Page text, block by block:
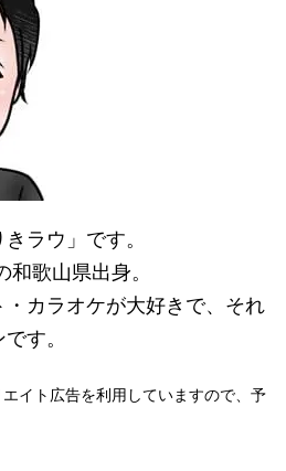
ラウ」です。
歌山県出身。
カラオケが大好きで、それ
す。
イト広告を利用していますので、予